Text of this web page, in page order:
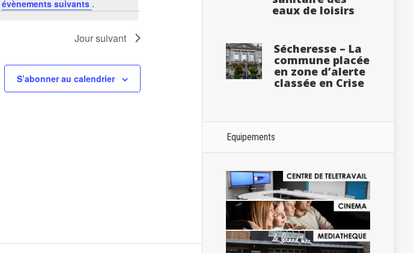
évènements suivants .
Jour suivant
S’abonner au calendrier
eaux de loisirs
Sécheresse – La
commune placée
en zone d’alerte
classée en Crise
Equipements